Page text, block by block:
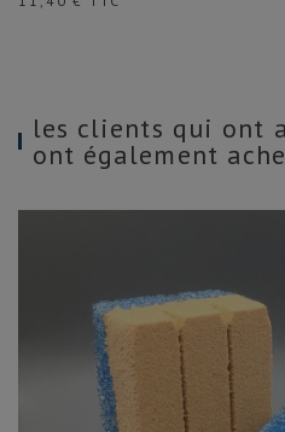
les clients qui ont
ont également